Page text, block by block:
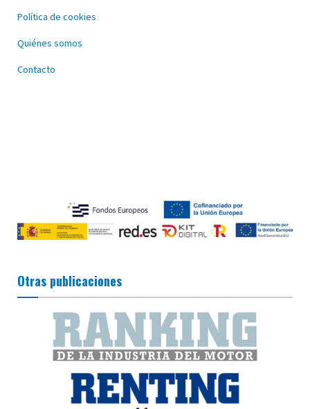
Política de cookies
Quiénes somos
Contacto
Otras publicaciones